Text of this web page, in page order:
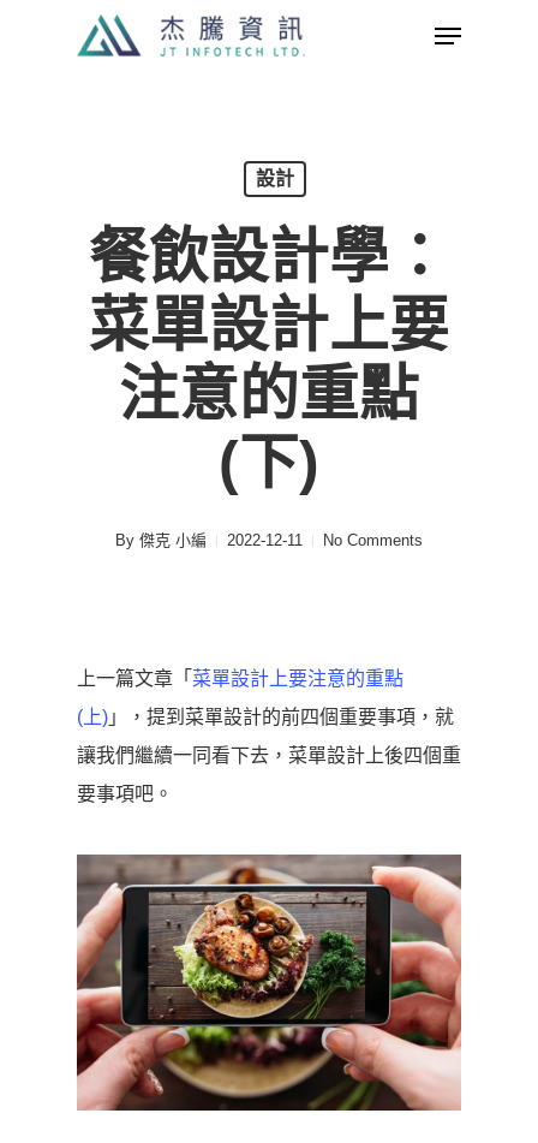
Menu
設計
餐飲設計學：
菜單設計上要
注意的重點
(下)
By 傑克 小編 2022-12-11 No Comments
上一篇文章「 菜單設計上要注意的重點
(上) 」，提到菜單設計的前四個重要事項，就
讓我們繼續一同看下去，菜單設計上後四個重
要事項吧。